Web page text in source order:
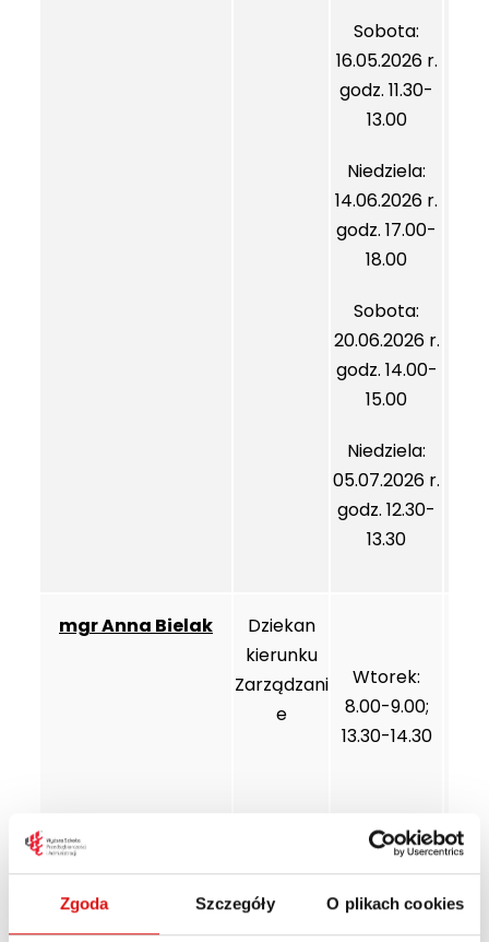
Zgoda Szczegóły O plikach cookies
Sobota:
16.05.2026 r.
godz. 11.30-
13.00
Niedziela:
14.06.2026 r.
godz. 17.00-
18.00
Sobota:
20.06.2026 r.
godz. 14.00-
15.00
Niedziela:
05.07.2026 r.
godz. 12.30-
13.30
mgr Anna Bielak
Dziekan
kierunku
Zarządzani
e
Wtorek:
8.00-9.00;
13.30-14.30
dr Maria Mazur,
prof. WSPA
Socjologia
Wtorek:
13.00-14.00
(Rektorat)